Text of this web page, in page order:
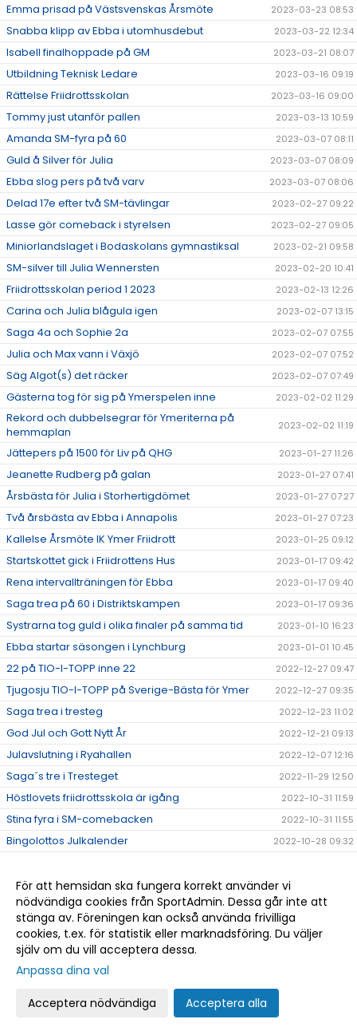
Emma prisad på Västsvenskas Årsmöte 2023-03-23 08:53
Snabba klipp av Ebba i utomhusdebut 2023-03-22 12:34
Isabell finalhoppade på GM 2023-03-21 08:07
Utbildning Teknisk Ledare 2023-03-16 09:19
Rättelse Friidrottsskolan 2023-03-16 09:00
Tommy just utanför pallen 2023-03-13 10:59
Amanda SM-fyra på 60 2023-03-07 08:11
Guld å Silver för Julia 2023-03-07 08:09
Ebba slog pers på två varv 2023-03-07 08:06
Delad 17e efter två SM-tävlingar 2023-02-27 09:22
Lasse gör comeback i styrelsen 2023-02-27 09:05
Miniorlandslaget i Bodaskolans gymnastiksal 2023-02-21 09:58
SM-silver till Julia Wennersten 2023-02-20 10:41
Friidrottsskolan period 1 2023 2023-02-13 12:26
Carina och Julia blågula igen 2023-02-07 13:15
Saga 4a och Sophie 2a 2023-02-07 07:55
Julia och Max vann i Växjö 2023-02-07 07:52
Säg Algot(s) det räcker 2023-02-07 07:49
Gästerna tog för sig på Ymerspelen inne 2023-02-02 11:29
Rekord och dubbelsegrar för Ymeriterna på
hemmaplan
2023-02-02 11:19
Jättepers på 1500 för Liv på QHG 2023-01-27 11:26
Jeanette Rudberg på galan 2023-01-27 07:41
Årsbästa för Julia i Storhertigdömet 2023-01-27 07:27
Två årsbästa av Ebba i Annapolis 2023-01-27 07:23
Kallelse Årsmöte IK Ymer Friidrott 2023-01-25 09:12
Startskottet gick i Friidrottens Hus 2023-01-17 09:42
Rena intervallträningen för Ebba 2023-01-17 09:40
Saga trea på 60 i Distriktskampen 2023-01-17 09:36
Systrarna tog guld i olika finaler på samma tid 2023-01-10 16:23
Ebba startar säsongen i Lynchburg 2023-01-01 10:45
22 på TIO-I-TOPP inne 22 2022-12-27 09:47
Tjugosju TIO-I-TOPP på Sverige-Bästa för Ymer 2022-12-27 09:35
Saga trea i tresteg 2022-12-23 11:02
God Jul och Gott Nytt År 2022-12-21 09:13
Julavslutning i Ryahallen 2022-12-07 12:16
Saga´s tre i Tresteget 2022-11-29 12:50
Höstlovets friidrottsskola är igång 2022-10-31 11:59
Stina fyra i SM-comebacken 2022-10-31 11:55
Bingolottos Julkalender 2022-10-28 09:32
Eric tog hem femman i Alingsås 2022-10-11 11:20
Det kom en skur... 2022-10-06 13:04
Tre GM-medaljer till Ymer 2022-09-20 09:35
inställningar
Webbversion
För att hemsidan ska fungera korrekt använder vi
nödvändiga cookies från SportAdmin. Dessa går inte att
stänga av. Föreningen kan också använda frivilliga
cookies, t.ex. för statistik eller marknadsföring. Du väljer
själv om du vill acceptera dessa.
Anpassa dina val
Acceptera nödvändiga Acceptera alla